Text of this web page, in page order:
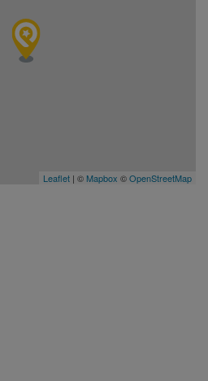
Leaflet | © Mapbox ©OpenStreetMap